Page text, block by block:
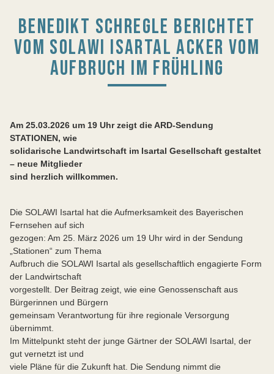
BENEDIKT SCHREGLE BERICHTET
VOM SOLAWI ISARTAL ACKER VOM
AUFBRUCH IM FRÜHLING
Am 25.03.2026 um 19 Uhr zeigt die ARD-Sendung
STATIONEN, wie
solidarische Landwirtschaft im Isartal Gesellschaft gestaltet
– neue Mitglieder
sind herzlich willkommen.
Die SOLAWI Isartal hat die Aufmerksamkeit des Bayerischen
Fernsehen auf sich
gezogen: Am 25. März 2026 um 19 Uhr wird in der Sendung
„Stationen“ zum Thema
Aufbruch die SOLAWI Isartal als gesellschaftlich engagierte Form
der Landwirtschaft
vorgestellt. Der Beitrag zeigt, wie eine Genossenschaft aus
Bürgerinnen und Bürgern
gemeinsam Verantwortung für ihre regionale Versorgung
übernimmt.
Im Mittelpunkt steht der junge Gärtner der SOLAWI Isartal, der
gut vernetzt ist und
viele Pläne für die Zukunft hat. Die Sendung nimmt die